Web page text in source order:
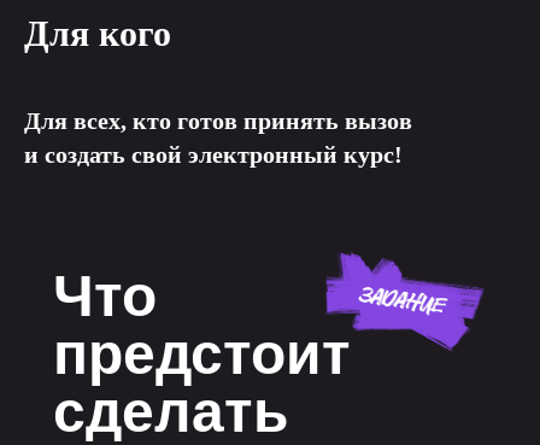
Для кого
Для всех, кто готов принять вызов
и создать свой электронный курс!
Что
предстоит
сделать